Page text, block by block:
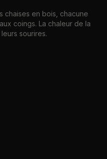
chaises en bois, chacune
coings. La chaleur de la
sourires.